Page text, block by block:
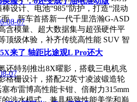
设计、电池“985”防护，打造“混动
，新车首搭新一代千里浩瀚G-ASD
含模量、超大数据集与超强硬件平
顶级体验，补齐传统高性能 SUV 智
还特别推出8X曜影，搭载三电机兆
格栅设计，搭配22英寸凌波锻造轮
布雷博高性能卡钳、倍耐力315mm
涉水模式，兼具极致性能美学和巅
08-07
来了 轴距比途观L Pro还大
07